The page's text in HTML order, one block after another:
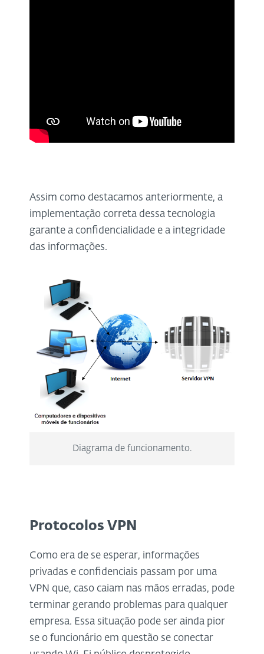
Assim como destacamos anteriormente, a
implementação correta dessa tecnologia
garante a confidencialidade e a integridade
das informações.
Diagrama de funcionamento.
Protocolos VPN
Como era de se esperar, informações
privadas e confidenciais passam por uma
VPN que, caso caiam nas mãos erradas, pode
terminar gerando problemas para qualquer
empresa. Essa situação pode ser ainda pior
se o funcionário em questão se conectar